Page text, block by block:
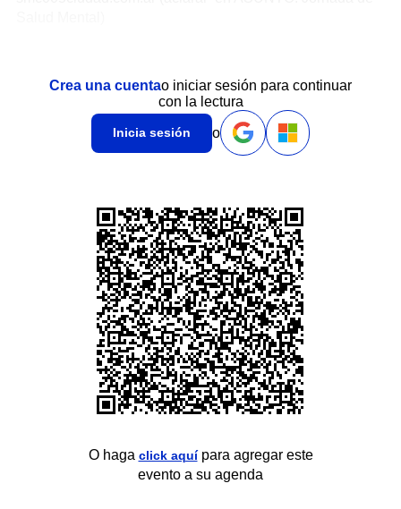
Crea una cuentao iniciar sesión para continuar
con la lectura
Inicia sesión o
O haga click aquípara agregar este
evento a su agenda